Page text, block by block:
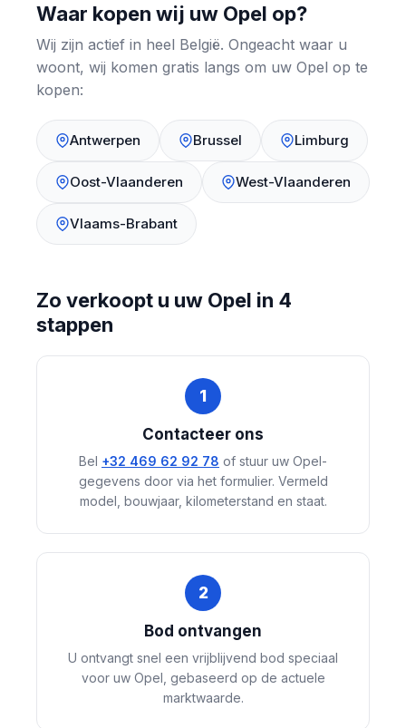
Waar kopen wij uw Opel op?
Wij zijn actief in heel België. Ongeacht waar u
woont, wij komen gratis langs om uw Opel op te
kopen:
Antwerpen Brussel Limburg
Oost-Vlaanderen West-Vlaanderen
Vlaams-Brabant
Zo verkoopt u uw Opel in 4
stappen
1
Contacteer ons
Bel +32 469 62 92 78 of stuur uw Opel-
gegevens door via het formulier. Vermeld
model, bouwjaar, kilometerstand en staat.
2
Bod ontvangen
U ontvangt snel een vrijblijvend bod speciaal
voor uw Opel, gebaseerd op de actuele
marktwaarde.